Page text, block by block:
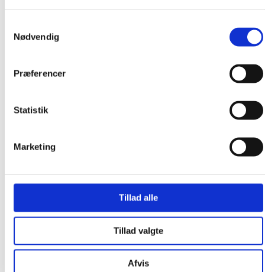
Nødvendig
Præferencer
Statistik
Marketing
Tillad alle
Tillad valgte
Afvis
Forhandlere